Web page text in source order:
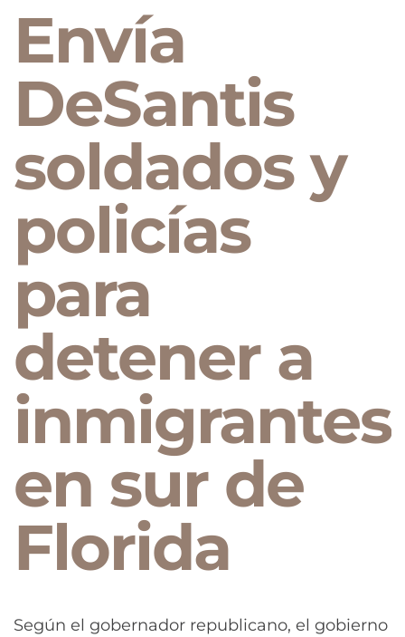
Envía
DeSantis
soldados y
policías
para
detener a
inmigrantes
en sur de
Florida
Según el gobernador republicano, el gobierno